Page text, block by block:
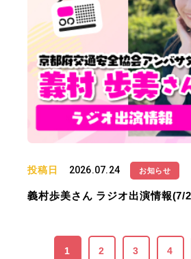
投稿日 2026.07.24 お知らせ
義村歩美さん ラジオ出演情報(7/
1 2 3 4